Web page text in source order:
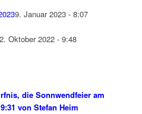
9. Januar 2023 - 8:07
Oktober 2022 - 9:48
die Sonnwendfeier am
von Stefan Heim